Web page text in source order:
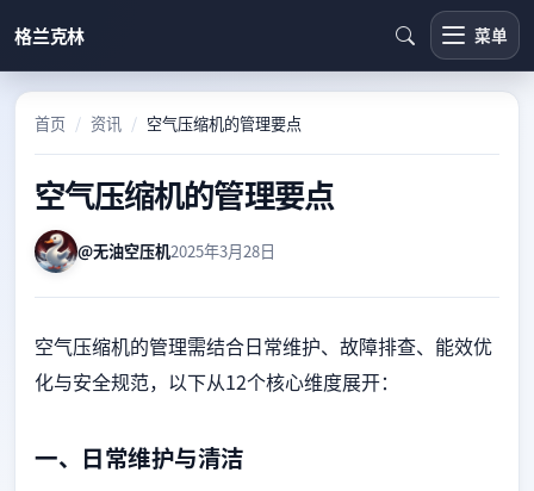
跳转到主要内容
格兰克林 菜单
首页 资讯 空气压缩机的管理要点
空气压缩机的管理要点
@无油空压机2025年3月28日
空气压缩机的管理需结合日常维护、故障排查、能效优
化与安全规范，以下从12个核心维度展开：
一、日常维护与清洁